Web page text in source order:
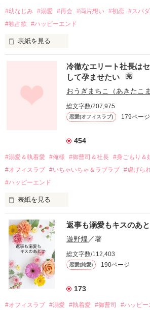
#幼なじみ #溺愛 #再会 #両片想い #初恋 #スパダ
#独占欲
#ハッピーエンド
表紙を見る
幼なじみの哲平に淡い恋心を抱いていた美
しかし、ある出来事をきっかけに二人の関
関係修復もできないまま、美桜は両親の離
引っ越すことになり、哲平とも離れ離れに
それから約十二年後。
過去の傷から、二度と会いたくないと思っ
運命のような再会を果たす。
酔った勢いで一夜を共にしてしまった。
さらに、美桜が初めてだと知った哲平は
『責任をとる、結婚しよう』と真っ直ぐに
戸惑う美桜とは裏腹に、好きという気持ち
甘やかしてくる。
そんなある日、哲平は美桜がストーカー被
遭っていることを知る。
美桜を守るため、哲平は同居を提案して
夏木美桜(なつきみお)
冷徹なエリート社長は
して孕ませたい
完
おうぎまちこ（あきたこま
総文字数/207,975
恋愛(オフィスラブ) 179ページ
454
#溺愛＆執着愛 #俺様 #御曹司＆社長 #身ごもり＆
#オフィスラブ #いちゃいちゃ＆ラブラブ #虐げら
#ハッピーエンド
表紙を見る
おかしな噂を流されて前の職場でうまく
桜は、海外で傷心旅行をしていたところ、
い、酒の勢いもあり一夜限りの関係となる。
帰国後、美桜は新しい職場でワンナイト
なんと彼の正体は、とある財閥御曹司にも
れて起業した新進気鋭の実業家、社内でも
――御影恭司その人だったのだ――！
なぜか恭司から飼い猫の世話係を命じら
の関係となってしまい――？
返事も溺愛もキスのあ
遊野煌 ／著
総文字数/112,403
恋愛(純愛) 190ページ
173
#オフィスラブ #溺愛 #執着愛 #御曹司 #ハッピー